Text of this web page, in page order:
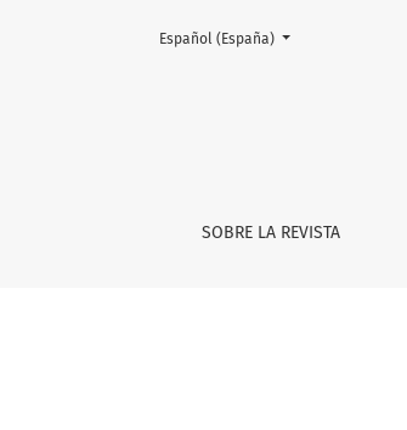
Acerca de Open Journal
SOBRE LA REVISTA
Cambiar el idioma. El actual es:
Español (España)